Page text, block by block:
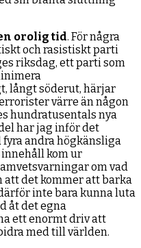
orolig tid. För några
och rasistiskt parti
riksdag, ett parti som
långt söderut, härjar
värre än någon
hundratusentals nya
har jag inför det
andra högkänsliga
kom ur
om vad
att det kommer att barka
inte bara kunna luta
åt det egna
ett enormt driv att
med till världen.